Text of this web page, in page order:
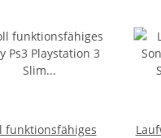
funktionsfähiges